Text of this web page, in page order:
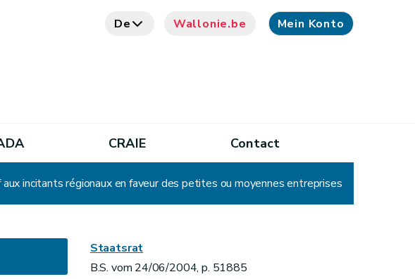
De Wallonie.be Mein Konto
CRAIE Contact
incitants régionaux en faveur des petites ou moyennes entreprises
Staatsrat
B.S. vom 24/06/2004, p. 51885